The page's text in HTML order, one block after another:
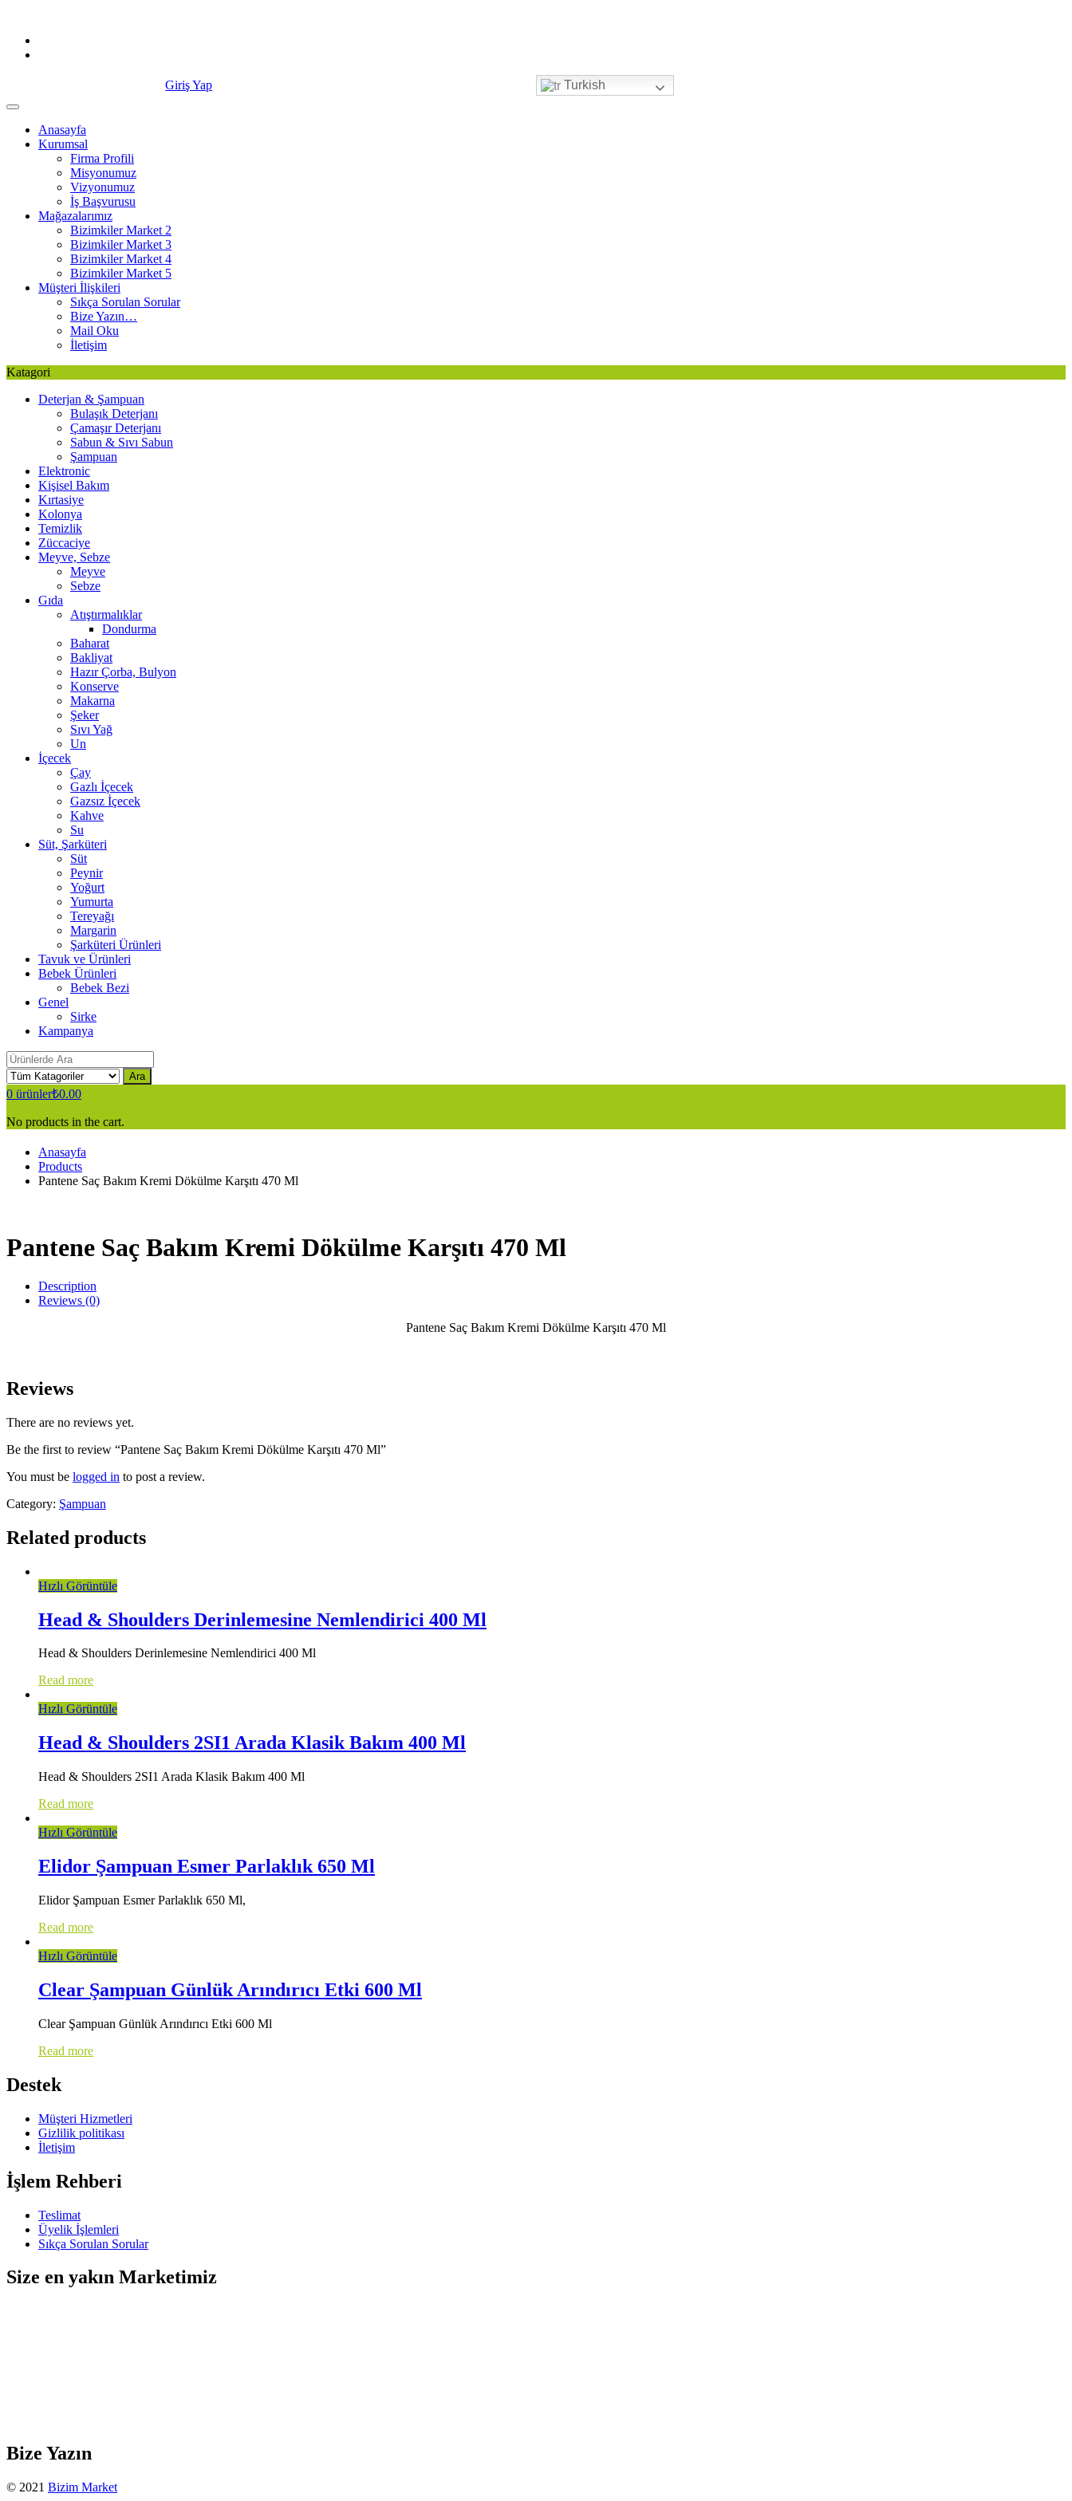
content
Giriş Yap Turkish
Anasayfa
Kurumsal
Firma Profili
Misyonumuz
Vizyonumuz
İş Başvurusu
Mağazalarımız
Bizimkiler Market 2
Bizimkiler Market 3
Bizimkiler Market 4
Bizimkiler Market 5
Müşteri İlişkileri
Sıkça Sorulan Sorular
Bize Yazın…
Mail Oku
İletişim
Katagori
Deterjan & Şampuan
Bulaşık Deterjanı
Çamaşır Deterjanı
Sabun & Sıvı Sabun
Şampuan
Elektronic
Kişisel Bakım
Kırtasiye
Kolonya
Temizlik
Züccaciye
Meyve, Sebze
Meyve
Sebze
Gıda
Atıştırmalıklar
Dondurma
Baharat
Bakliyat
Hazır Çorba, Bulyon
Konserve
Makarna
Şeker
Sıvı Yağ
Un
İçecek
Çay
Gazlı İçecek
Gazsız İçecek
Kahve
Su
Süt, Şarküteri
Süt
Peynir
Yoğurt
Yumurta
Tereyağı
Margarin
Şarküteri Ürünleri
Tavuk ve Ürünleri
Bebek Ürünleri
Bebek Bezi
Genel
Sirke
Kampanya
Ara
0 ürünler₺0.00
No products in the cart.
Anasayfa
Products
Pantene Saç Bakım Kremi Dökülme Karşıtı 470 Ml
Pantene Saç Bakım Kremi Dökülme Karşıtı 470 Ml
Description
Reviews (0)
Pantene Saç Bakım Kremi Dökülme Karşıtı 470 Ml
Reviews
There are no reviews yet.
Be the first to review “Pantene Saç Bakım Kremi Dökülme Karşıtı 470 Ml”
You must be logged in to post a review.
Category: Şampuan
Related products
Hızlı Görüntüle
Head & Shoulders Derinlemesine Nemlendirici 400 Ml
Head & Shoulders Derinlemesine Nemlendirici 400 Ml
Read more
Hızlı Görüntüle
Head & Shoulders 2SI1 Arada Klasik Bakım 400 Ml
Head & Shoulders 2SI1 Arada Klasik Bakım 400 Ml
Read more
Hızlı Görüntüle
Elidor Şampuan Esmer Parlaklık 650 Ml
Elidor Şampuan Esmer Parlaklık 650 Ml,
Read more
Hızlı Görüntüle
Clear Şampuan Günlük Arındırıcı Etki 600 Ml
Clear Şampuan Günlük Arındırıcı Etki 600 Ml
Read more
Destek
Müşteri Hizmetleri
Gizlilik politikası
İletişim
İşlem Rehberi
Teslimat
Üyelik İşlemleri
Sıkça Sorulan Sorular
Size en yakın Marketimiz
Bize Yazın
© 2021 Bizim Market